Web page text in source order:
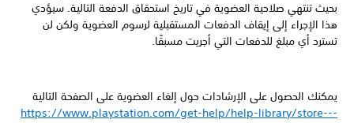
بحيث تنتهي صلاحية العضوية في تاريخ استحقاق الدفعة التالية. سيؤدي
هذا الإجراء إلى إيقاف الدفعات المستقبلية لرسوم العضوية ولكن لن
تسترد أي مبلغ للدفعات التي أجريت مسبقًا.
يمكنك الحصول على الإرشادات حول إلغاء العضوية على الصفحة التالية
https://www.playstation.com/get-help/help-library/store---